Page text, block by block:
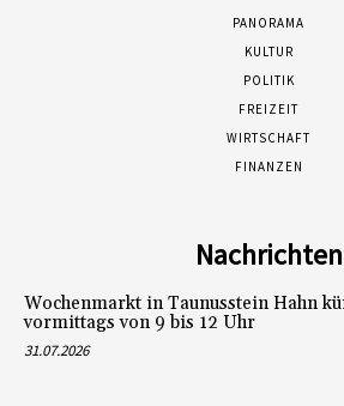
PANORAMA
KULTUR
POLITIK
FREIZEIT
WIRTSCHAFT
FINANZEN
Nachrichten
Wochenmarkt in Taunusstein Hahn
vormittags von 9 bis 12 Uhr
31.07.2026